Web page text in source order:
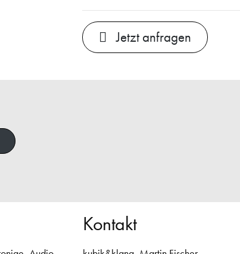
Jetzt anfragen
Kontakt